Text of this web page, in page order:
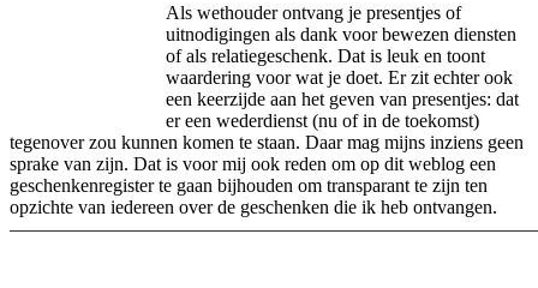
Als wethouder ontvang je presentjes of
uitnodigingen als dank voor bewezen diensten
of als relatiegeschenk. Dat is leuk en toont
waardering voor wat je doet. Er zit echter ook
een keerzijde aan het geven van presentjes: dat
er een wederdienst (nu of in de toekomst)
tegenover zou kunnen komen te staan. Daar mag mijns inziens geen
sprake van zijn. Dat is voor mij ook reden om op dit weblog een
geschenkenregister te gaan bijhouden om transparant te zijn ten
opzichte van iedereen over de geschenken die ik heb ontvangen.